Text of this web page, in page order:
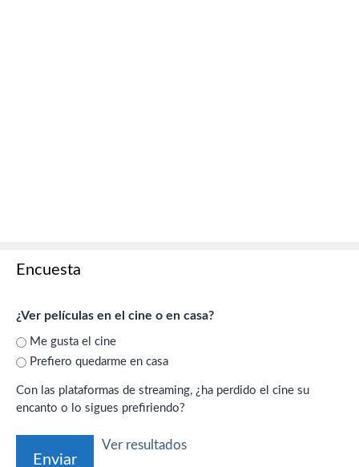
Encuesta
¿Ver películas en el cine o en casa?
Me gusta el cine
Prefiero quedarme en casa
Con las plataformas de streaming, ¿ha perdido el cine su
encanto o lo sigues prefiriendo?
Ver resultados